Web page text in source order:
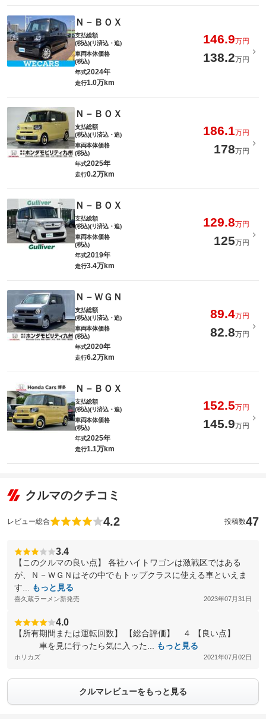
Ｎ－ＢＯＸ
支払総額
(税込)(リ済込・追)
146.9万円
車両本体価格
(税込)
138.2万円
年式2024年
走行1.0万km
Ｎ－ＢＯＸ
支払総額
(税込)(リ済込・追)
186.1万円
車両本体価格
(税込)
178万円
年式2025年
走行0.2万km
Ｎ－ＢＯＸ
支払総額
(税込)(リ済込・追)
129.8万円
車両本体価格
(税込)
125万円
年式2019年
走行3.4万km
Ｎ－ＷＧＮ
支払総額
(税込)(リ済込・追)
89.4万円
車両本体価格
(税込)
82.8万円
年式2020年
走行6.2万km
Ｎ－ＢＯＸ
支払総額
(税込)(リ済込・追)
152.5万円
車両本体価格
(税込)
145.9万円
年式2025年
走行1.1万km
クルマのクチコミ
レビュー総合 4.2 投稿数47
3.4
【このクルマの良い点】 各社ハイトワゴンは激戦区ではある
が、Ｎ－ＷＧＮはその中でもトップクラスに使える車といえま
す...
もっと見る
喜久蔵ラーメン新発売 2023年07月31日
4.0
【所有期間または運転回数】 【総合評価】 ４ 【良い点】
車を見に行ったら気に入った...
もっと見る
ホリカズ 2021年07月02日
クルマレビューをもっと見る